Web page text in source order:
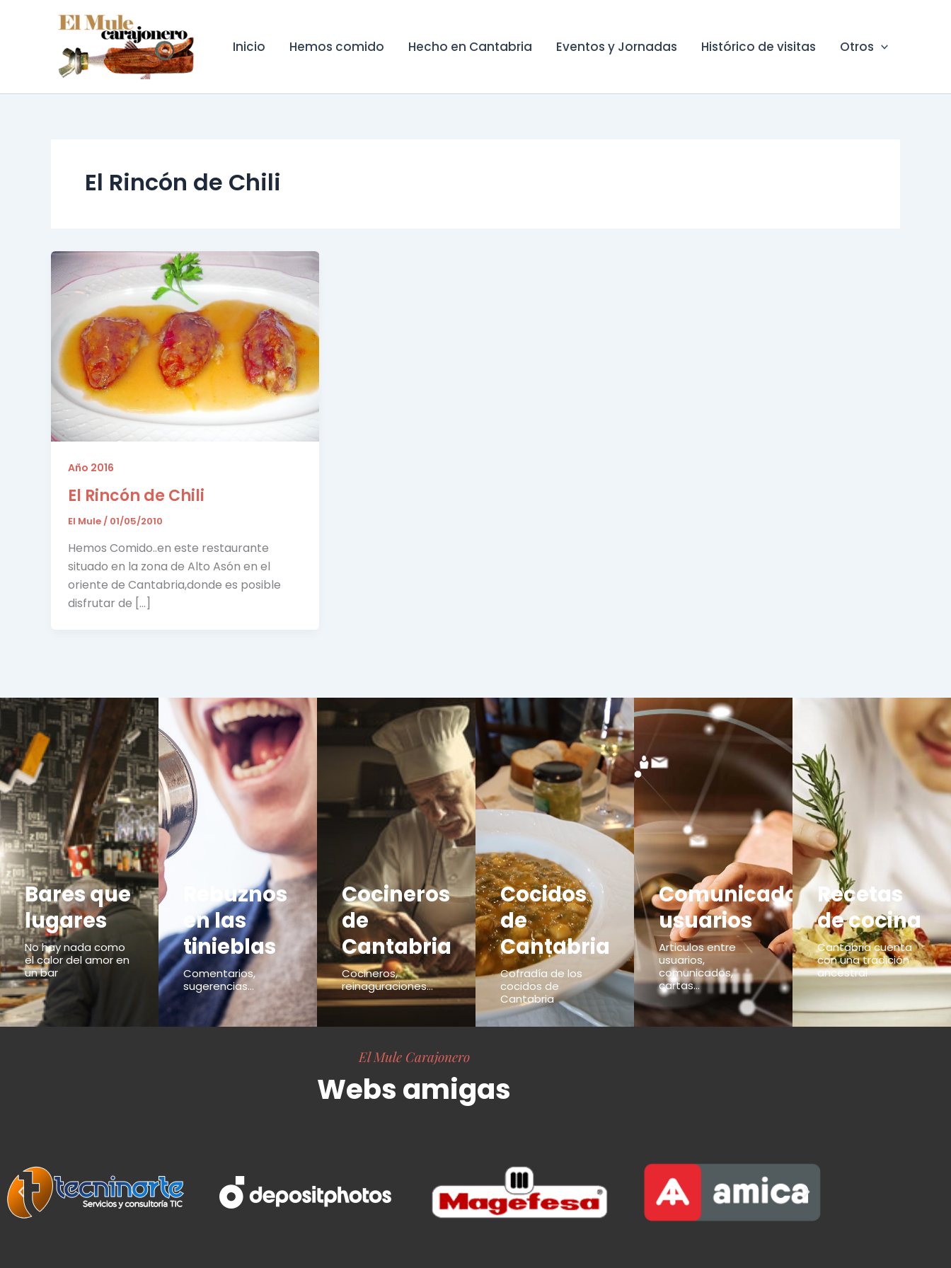
Inicio Hemos comido Hecho en Cantabria Eventos y Jornadas Histórico de visitas Otros
El Rincón de Chili
Año 2016
El Rincón de Chili
El Mule/ 01/05/2010
Hemos Comido..en este restaurante
situado en la zona de Alto Asón en el
oriente de Cantabria,donde es posible
disfrutar de […]
Bares que
lugares
No hay nada como
el calor del amor en
un bar
Rebuznos
en las
tinieblas
Comentarios,
sugerencias...
Cocineros
de
Cantabria
Cocineros,
reinaguraciones...
Cocidos
de
Cantabria
Cofradía de los
cocidos de
Cantabria
Comunicados
usuarios
Articulos entre
usuarios,
comunicados,
cartas...
Recetas
de cocina
Cantabria cuenta
con una tradición
ancestral
El Mule Carajonero
Webs amigas